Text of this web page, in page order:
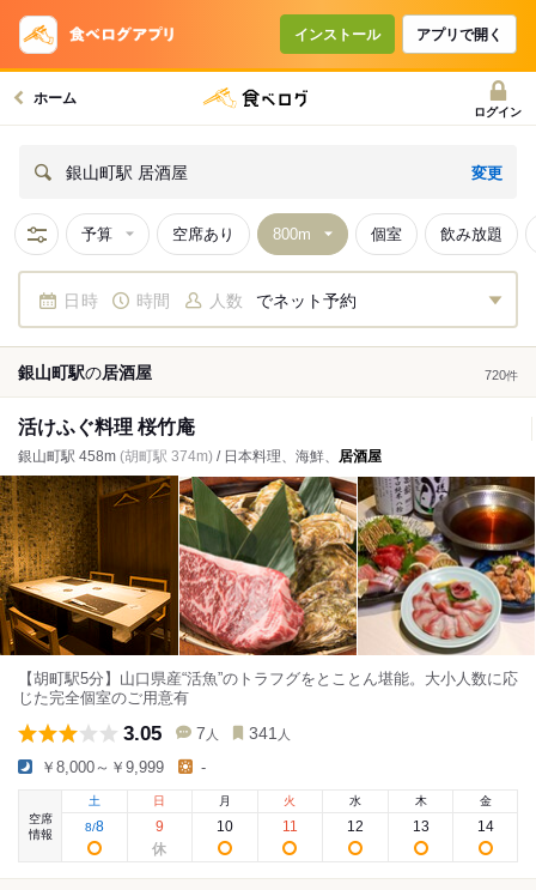
インストール アプリで開く
ホーム
ログイン
銀山町駅 居酒屋 変更
予算 空席あり 個室 飲み放題
日時 時間 人数 でネット予約
銀山町駅の居酒屋 720件
活けふぐ料理 桜竹庵
銀山町駅 458m (胡町駅 374m) / 日本料理、海鮮、 居酒屋
【胡町駅5分】山口県産“活魚”のトラフグをとことん堪能。大小人数に応
じた完全個室のご用意有
3.05 7 人 341 人
￥8,000～￥9,999 -
空席
情報
土
8/8
日
9
月
10
火
11
水
12
木
13
金
14